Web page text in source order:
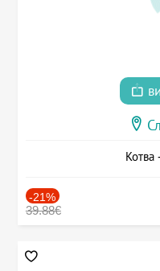
Котва
-21%
39.88€